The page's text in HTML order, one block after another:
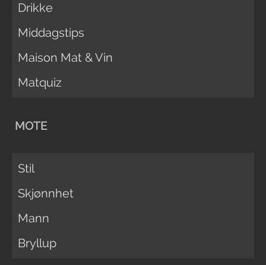
Drikke
Middagstips
Maison Mat & Vin
Matquiz
MOTE
Stil
Skjønnhet
Mann
Bryllup